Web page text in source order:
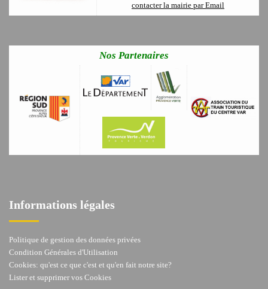
contacter la mairie par Email
Nos Partenaires
Informations légales
Politique de gestion des données privées
Condition Générales d'Utilisation
Cookies: qu'est ce que c'est et qu'en fait notre site?
Lister et supprimer vos Cookies